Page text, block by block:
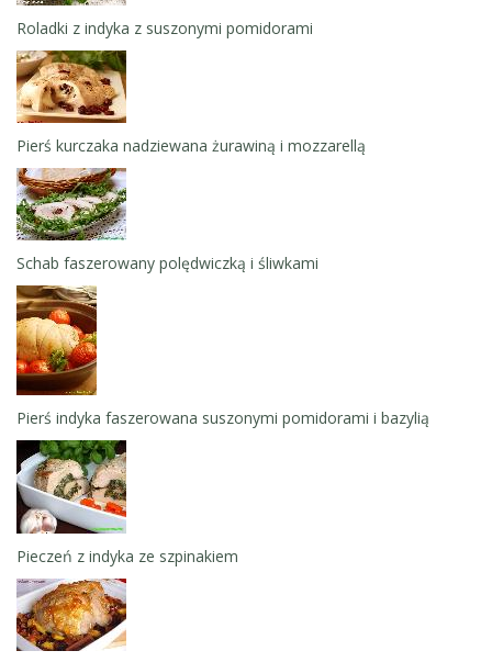
Roladki z indyka z suszonymi pomidorami
Pierś kurczaka nadziewana żurawiną i mozzarellą
Schab faszerowany polędwiczką i śliwkami
Pierś indyka faszerowana suszonymi pomidorami i bazylią
Pieczeń z indyka ze szpinakiem